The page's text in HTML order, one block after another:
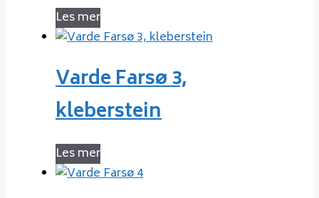
Les mer
Varde Farsø 3,
kleberstein
Les mer